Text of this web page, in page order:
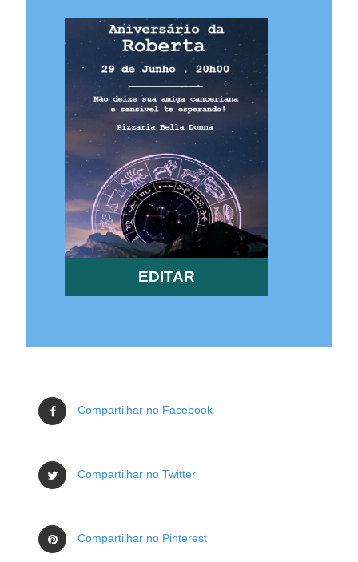
EDITAR
Compartilhar no Facebook
Compartilhar no Twitter
Compartilhar no Pinterest